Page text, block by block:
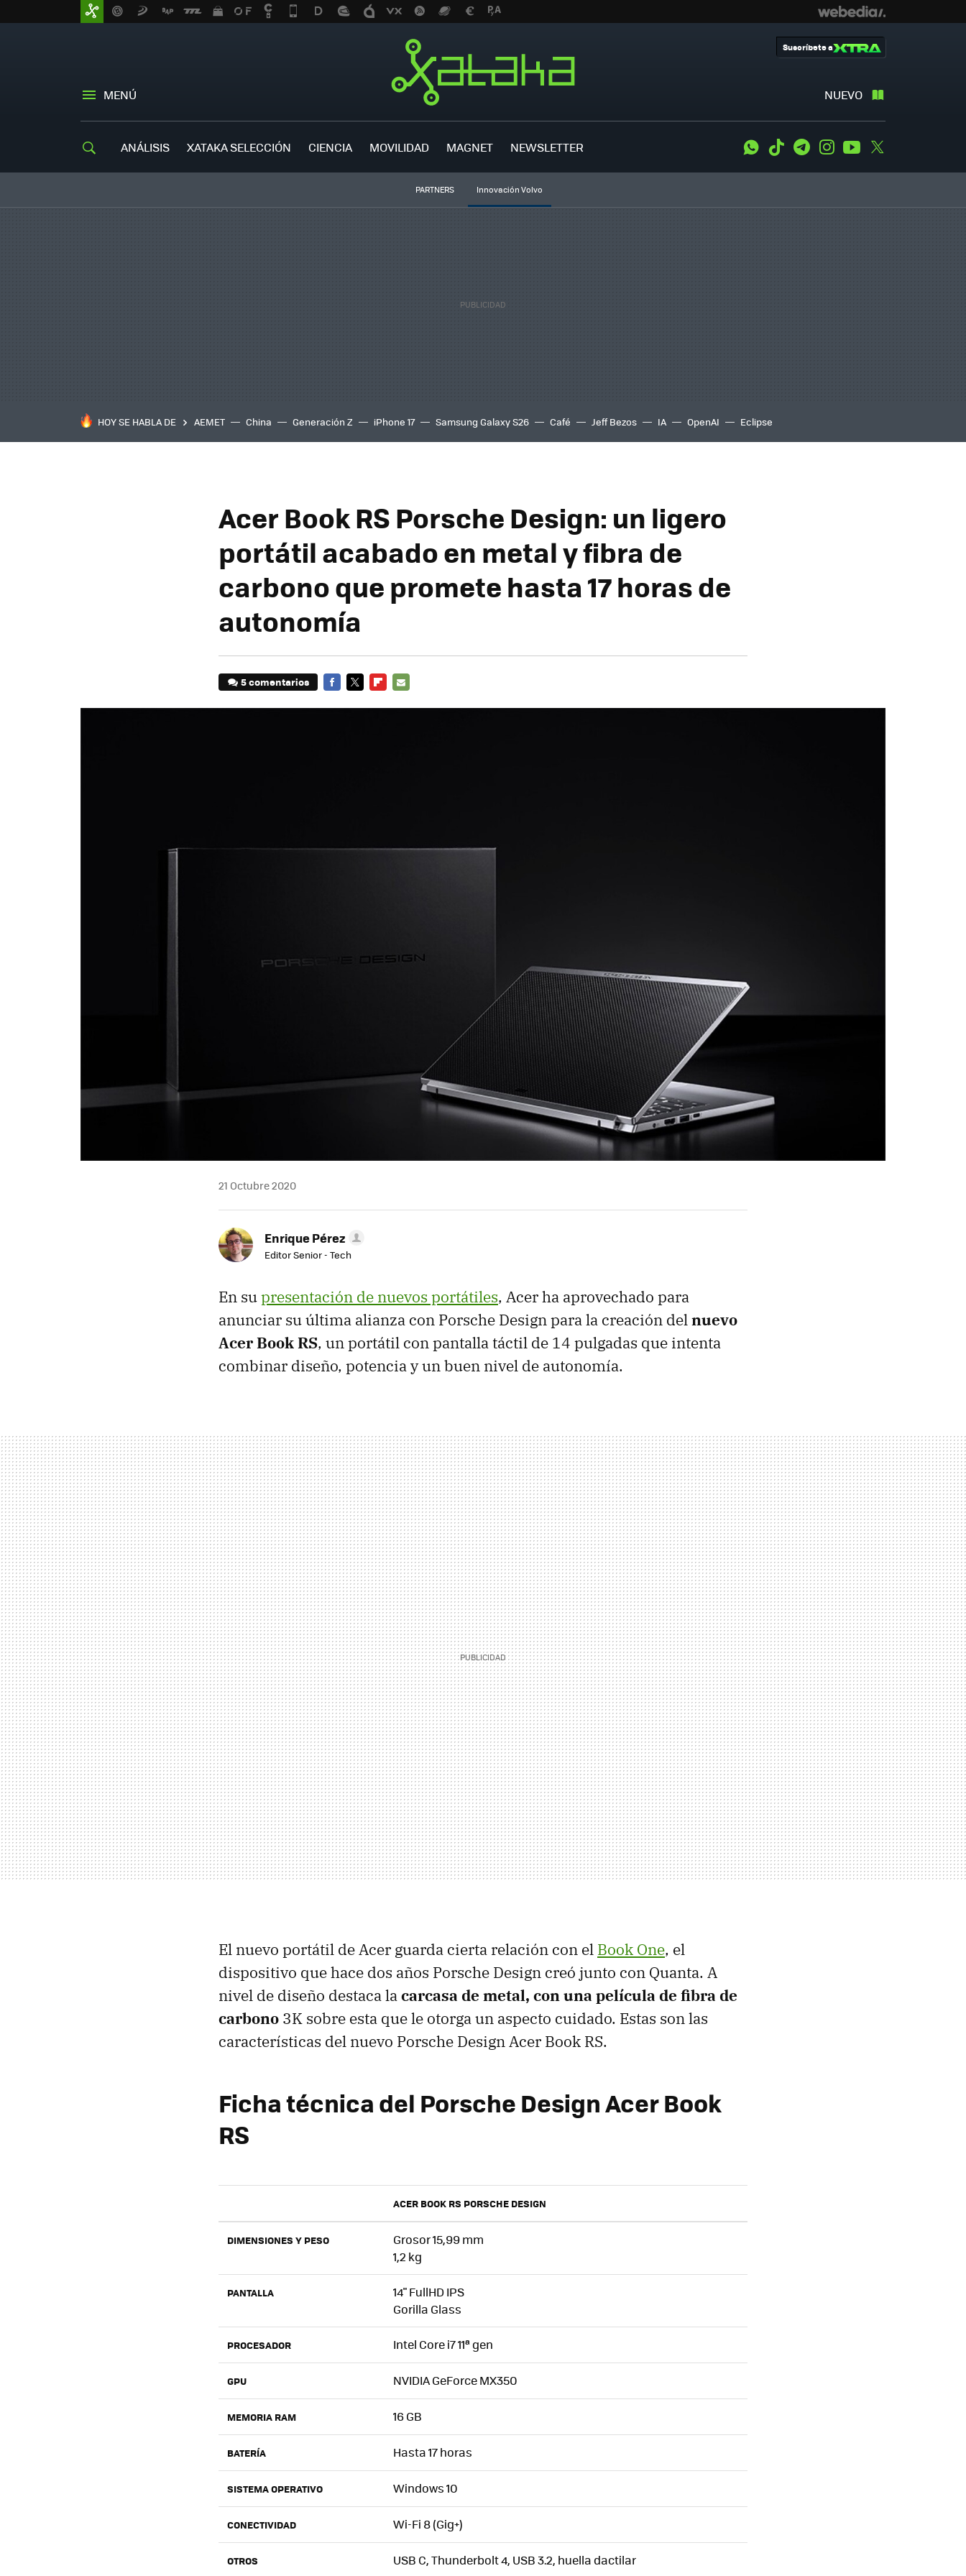
MENÚ NUEVO
Suscríbete a
ANÁLISIS XATAKA SELECCIÓN CIENCIA MOVILIDAD MAGNET NEWSLETTER WhatsApp
Tiktok TelegramInstagramYoutube
PARTNERS Innovación Volvo
HOY SE HABLA DE AEMET China Generación Z iPhone 17 Samsung Galaxy S26 Café Jeff Bezos IA OpenAI Eclipse
Acer Book RS Porsche Design: un ligero
portátil acabado en metal y fibra de
carbono que promete hasta 17 horas de
autonomía
5 comentarios
21 Octubre 2020
Enrique Pérez
Editor Senior - Tech
En supresentación de nuevos portátiles, Acer ha aprovechado para
anunciar su última alianza con Porsche Design para la creación delnuevo
Acer Book RS, un portátil con pantalla táctil de 14 pulgadas que intenta
combinar diseño, potencia y un buen nivel de autonomía.
El nuevo portátil de Acer guarda cierta relación con el Book One, el
dispositivo que hace dos años Porsche Design creó junto con Quanta. A
nivel de diseño destaca lacarcasa de metal, con una película de fibra de
carbono 3K sobre esta que le otorga un aspecto cuidado. Estas son las
características del nuevo Porsche Design Acer Book RS.
Ficha técnica del Porsche Design Acer Book
RS
ACER BOOK RS PORSCHE DESIGN
DIMENSIONES Y PESO
Grosor 15,99 mm
1,2 kg
PANTALLA
14" FullHD IPS
Gorilla Glass
PROCESADOR Intel Core i7 11ª gen
GPU NVIDIA GeForce MX350
MEMORIA RAM 16 GB
BATERÍA Hasta 17 horas
SISTEMA OPERATIVO Windows 10
CONECTIVIDAD Wi-Fi 8 (Gig+)
OTROS USB C, Thunderbolt 4, USB 3.2, huella dactilar